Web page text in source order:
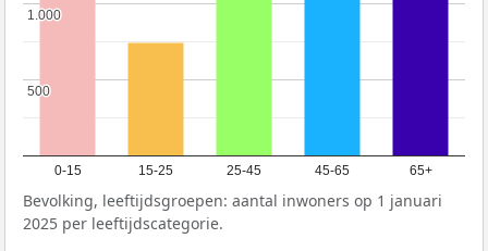
0-15 15-25 25-45 45-65 65+
500
500
1.000
1.000
Bevolking, leeftijdsgroepen: aantal inwoners op 1 januari
2025 per leeftijdscategorie.